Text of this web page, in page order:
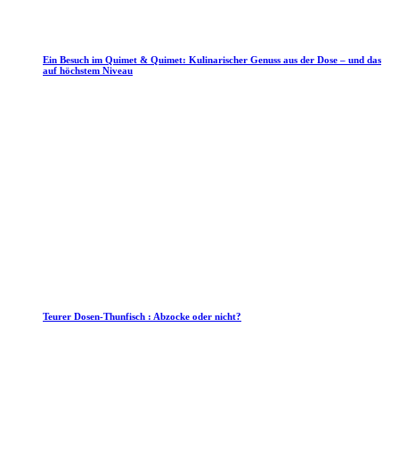
Ein Besuch im Quimet & Quimet: Kulinarischer Genuss aus der Dose – und das
auf höchstem Niveau
Teurer Dosen-Thunfisch : Abzocke oder nicht?